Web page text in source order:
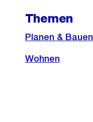
Themen
Planen & Bauen
Wohnen